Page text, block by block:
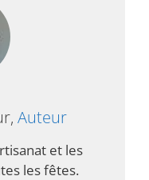
Auteur
et les
les fêtes.